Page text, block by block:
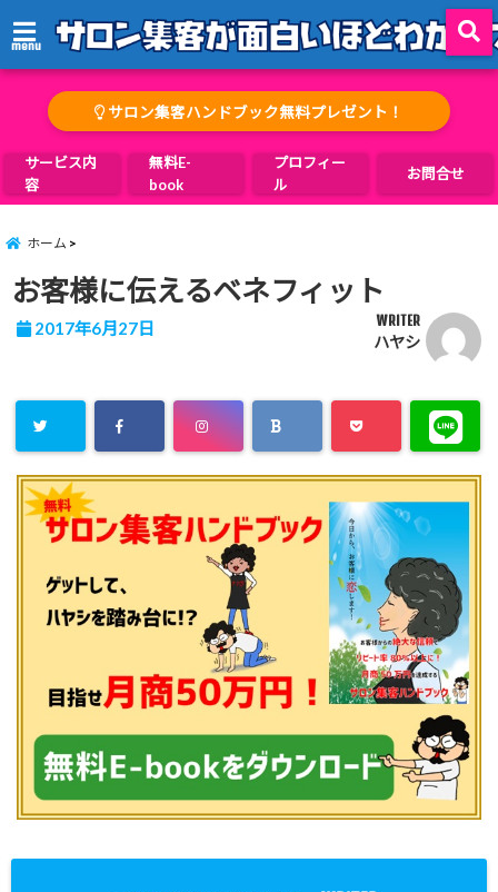
menu
サロン集客ハンドブック無料プレゼント！
サービス内
容
無料E-
book
プロフィー
ル
お問合せ
ホーム
お客様に伝えるベネフィット
2017年6月27日 WRITER
ハヤシ